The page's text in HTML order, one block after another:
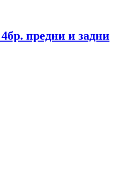
предни и задни